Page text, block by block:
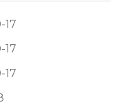
17
17
17